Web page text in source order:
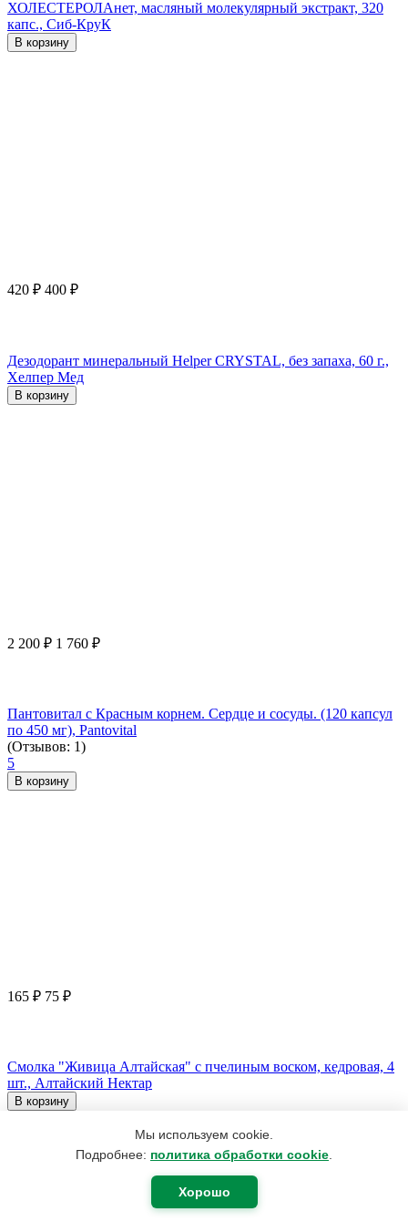
Мы используем cookie.
Подробнее: политика обработки cookie
Хорошо
ХОЛЕСТЕРОЛАнет, масляный молекулярный экстракт, 320
капс., Сиб-КруК
В корзину
420 ₽ 400 ₽
Дезодорант минеральный Helper CRYSTAL, без запаха, 60 г.,
Хелпер Мед
В корзину
2 200 ₽ 1 760 ₽
Пантовитал с Красным корнем. Сердце и сосуды. (120 капсул
по 450 мг), Pantovital
(Отзывов: 1)
5
В корзину
165 ₽ 75 ₽
Смолка "Живица Алтайская" с пчелиным воском, кедровая, 4
шт., Алтайский Нектар
В корзину